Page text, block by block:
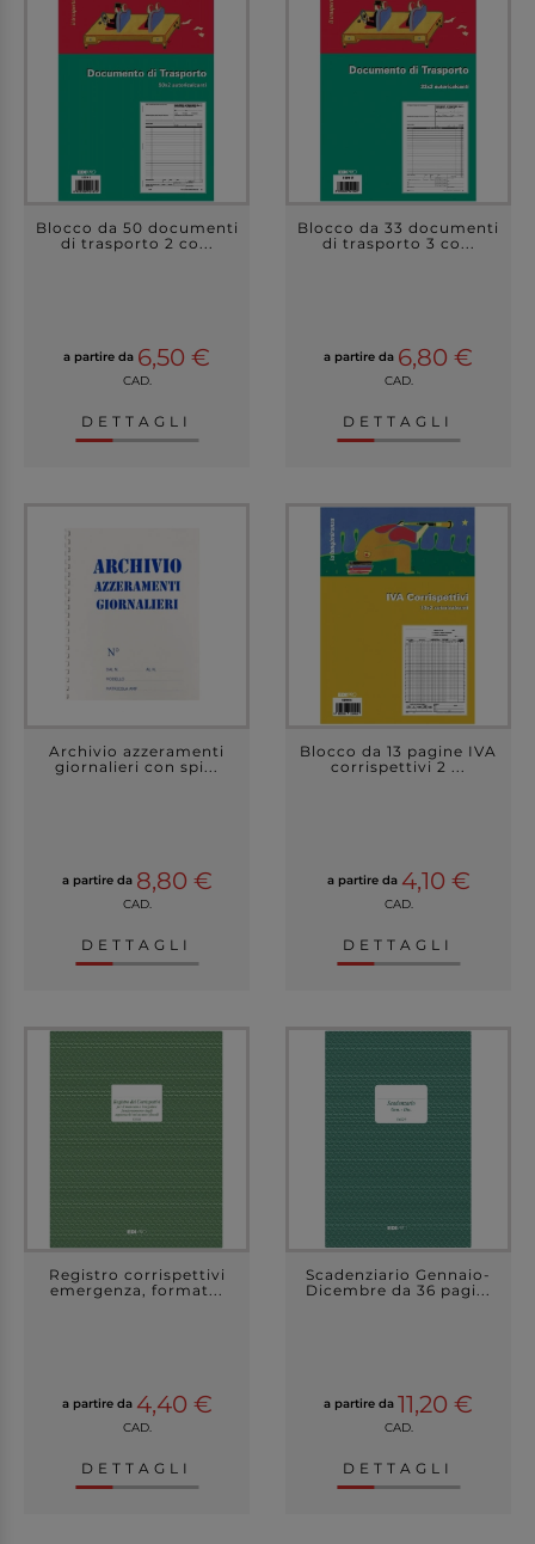
Blocco da 50 documenti
di trasporto 2 co...
a partire da 6,50 €
CAD.
DETTAGLI
Blocco da 33 documenti
di trasporto 3 co...
a partire da 6,80 €
CAD.
DETTAGLI
Archivio azzeramenti
giornalieri con spi...
a partire da 8,80 €
CAD.
DETTAGLI
Blocco da 13 pagine IVA
corrispettivi 2 ...
a partire da 4,10 €
CAD.
DETTAGLI
Registro corrispettivi
emergenza, format...
a partire da 4,40 €
CAD.
DETTAGLI
Scadenziario Gennaio-
Dicembre da 36 pagi...
a partire da 11,20 €
CAD.
DETTAGLI